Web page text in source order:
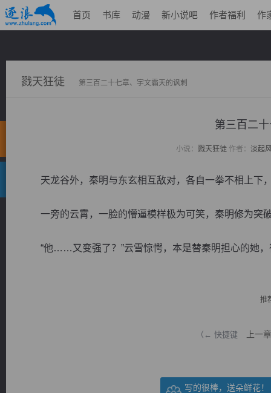
首页 书库 动漫 新小说吧 作者福利 作
戮天狂徒 第三百二十七章、宇文霸天的讽刺
第三百二
小说： 戮天狂徒作者： 淡起
天龙谷外，秦明与东玄相互敌对，各自一拳不相上下
一旁的云霄，一脸的懵逼模样极为可笑，秦明修为突
“他……又变强了？”云雪惊愕，本是替秦明担心的她，
推
（← 快捷键 上一章
写的很棒，送朵鲜花！